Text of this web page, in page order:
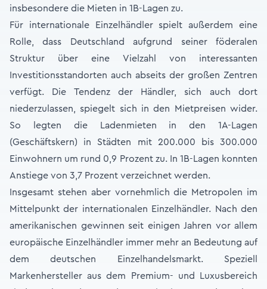
insbesondere die Mieten in 1B-Lagen zu.
Für internationale Einzelhändler spielt außerdem eine
Rolle, dass Deutschland aufgrund seiner föderalen
Struktur über eine Vielzahl von interessanten
Investitionsstandorten auch abseits der großen Zentren
verfügt. Die Tendenz der Händler, sich auch dort
niederzulassen, spiegelt sich in den Mietpreisen wider.
So legten die Ladenmieten in den 1A-Lagen
(Geschäftskern) in Städten mit 200.000 bis 300.000
Einwohnern um rund 0,9 Prozent zu. In 1B-Lagen konnten
Anstiege von 3,7 Prozent verzeichnet werden.
Insgesamt stehen aber vornehmlich die Metropolen im
Mittelpunkt der internationalen Einzelhändler. Nach den
amerikanischen gewinnen seit einigen Jahren vor allem
europäische Einzelhändler immer mehr an Bedeutung auf
dem deutschen Einzelhandelsmarkt. Speziell
Markenhersteller aus dem Premium- und Luxusbereich